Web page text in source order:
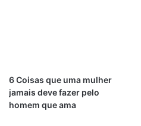
6 Coisas que uma mulher
jamais deve fazer pelo
homem que ama